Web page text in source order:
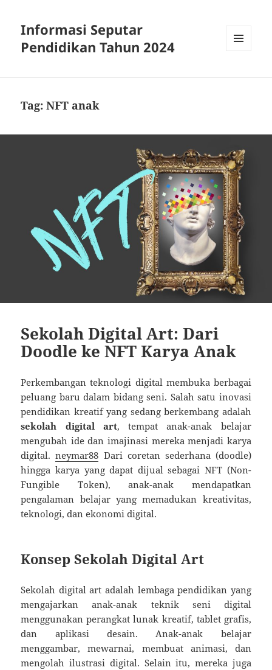
Informasi Seputar
Pendidikan Tahun 2024
Tag:NFT anak
Sekolah Digital Art: Dari
Doodle ke NFT Karya Anak
Perkembangan teknologi digital membuka berbagai
peluang baru dalam bidang seni. Salah satu inovasi
pendidikan kreatif yang sedang berkembang adalah
sekolah digital art, tempat anak-anak belajar
mengubah ide dan imajinasi mereka menjadi karya
digital.neymar88 Dari coretan sederhana (doodle)
hingga karya yang dapat dijual sebagai NFT (Non-
Fungible Token), anak-anak mendapatkan
pengalaman belajar yang memadukan kreativitas,
teknologi, dan ekonomi digital.
Konsep Sekolah Digital Art
Sekolah digital art adalah lembaga pendidikan yang
mengajarkan anak-anak teknik seni digital
menggunakan perangkat lunak kreatif, tablet grafis,
dan aplikasi desain. Anak-anak belajar
menggambar, mewarnai, membuat animasi, dan
mengolah ilustrasi digital. Selain itu, mereka juga